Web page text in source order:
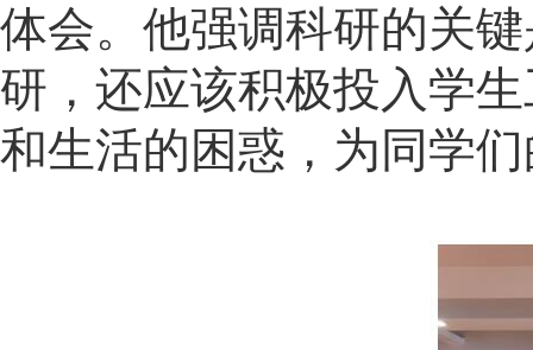
体会。他强调科研的关
研，还应该积极投入学
和生活的困惑，为同学